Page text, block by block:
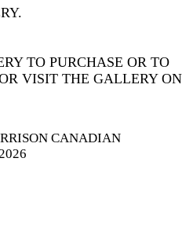
TO PURCHASE OR TO
VISIT THE GALLERY ON
CANADIAN